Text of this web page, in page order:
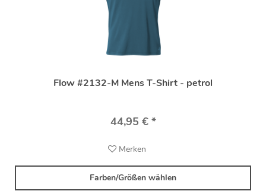
Flow #2132-M Mens T-Shirt - petrol
44,95 € *
Merken
Farben/Größen wählen